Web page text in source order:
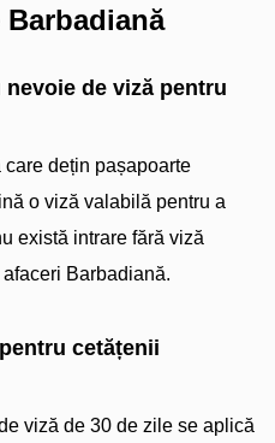
de viză pentru
dețin pașapoarte
o viză valabilă pentru a
există intrare fără viză
Barbadiană.
cetățenii
viză de 30 de zile se aplică